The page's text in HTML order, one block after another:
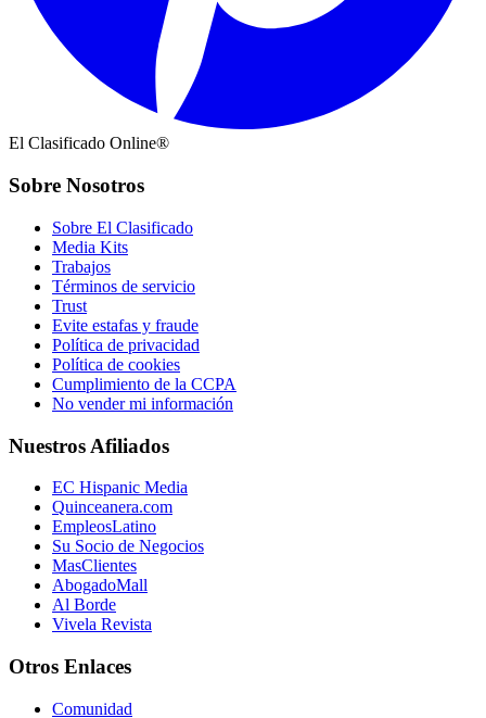
El Clasificado Online®
Sobre Nosotros
Sobre El Clasificado
Media Kits
Trabajos
Términos de servicio
Trust
Evite estafas y fraude
Política de privacidad
Política de cookies
Cumplimiento de la CCPA
No vender mi información
Nuestros Afiliados
EC Hispanic Media
Quinceanera.com
EmpleosLatino
Su Socio de Negocios
MasClientes
AbogadoMall
Al Borde
Vivela Revista
Otros Enlaces
Comunidad